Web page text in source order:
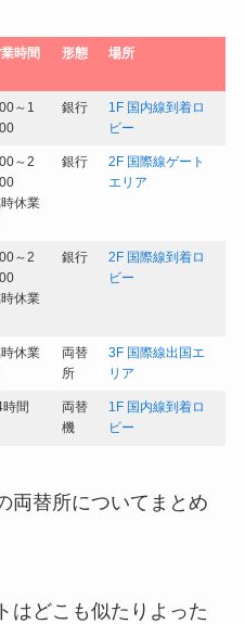
時間 形態 場所
～1
銀行
1F 国内線到着ロ
ビー
～2
休業
銀行
2F 国際線ゲート
エリア
～2
休業
銀行
2F 国際線到着ロ
ビー
休業
両替
所
3F 国際線出国エ
リア
間
両替
機
1F 国内線到着ロ
ビー
両替所についてまとめ
はどこも似たりよった